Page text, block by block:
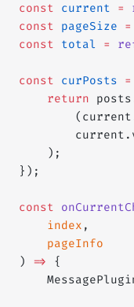
const current =
const pageSize =
const total =
const curPosts =
	return
	);
});
const
	index
,
	pageInfo
) =>
{